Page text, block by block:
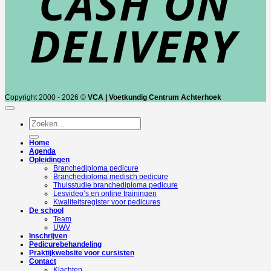
Copyright 2000 - 2026 © VCA | Voetkundig Centrum Achterhoek
Zoeken
naar:
Home
Agenda
Opleidingen
Branchediploma pedicure
Branchediploma medisch pedicure
Thuisstudie branchediploma pedicure
Lesvideo’s en online trainingen
Kwaliteitsregister voor pedicures
De school
Team
UWV
Inschrijven
Pedicurebehandeling
Praktijkwebsite voor cursisten
Contact